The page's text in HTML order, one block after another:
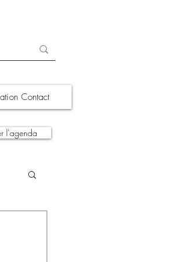
Contact
l'agenda